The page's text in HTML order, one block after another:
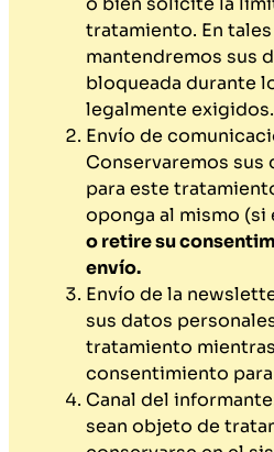
tratamiento. En
mantendremos sus
bloqueada durante
legalmente exigidos.
Envío de
Conservaremos sus
para este
oponga al mismo (si
o retire su
envío.
Envío de la
sus datos
tratamiento
consentimiento
Canal del
sean objeto de